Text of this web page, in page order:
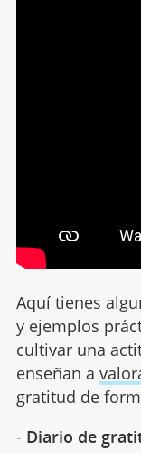
Aquí tienes
y ejemplos
cultivar una
enseñan a
gratitud de
- Diario de